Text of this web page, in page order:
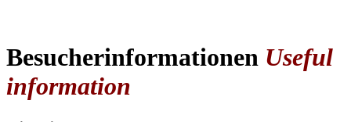
Besucherinformationen Useful
information